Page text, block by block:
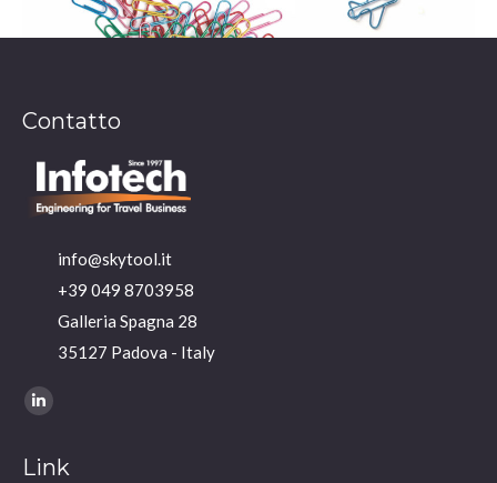
Contatto
info@skytool.it
+39 049 8703958
Galleria Spagna 28
35127 Padova - Italy
Ci puoi trovare su:
Linkedin
opens
Link